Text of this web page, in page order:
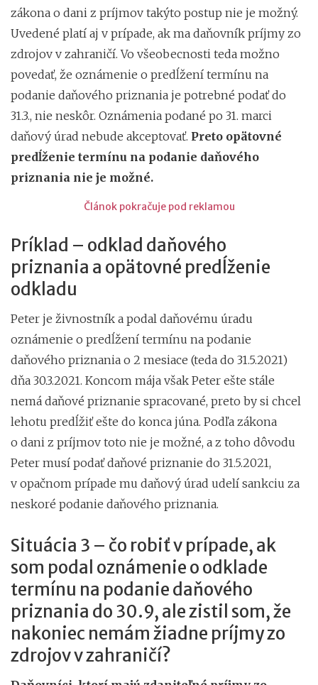
zákona o dani z príjmov takýto postup nie je možný.
Uvedené platí aj v prípade, ak ma daňovník príjmy zo
zdrojov v zahraničí. Vo všeobecnosti teda možno
povedať, že oznámenie o predĺžení termínu na
podanie daňového priznania je potrebné podať do
31.3., nie neskôr. Oznámenia podané po 31. marci
daňový úrad nebude akceptovať. Preto opätovné
predĺženie termínu na podanie daňového
priznania nie je možné.
Článok pokračuje pod reklamou
Príklad – odklad daňového
priznania a opätovné predĺženie
odkladu
Peter je živnostník a podal daňovému úradu
oznámenie o predĺžení termínu na podanie
daňového priznania o 2 mesiace (teda do 31.5.2021)
dňa 30.3.2021. Koncom mája však Peter ešte stále
nemá daňové priznanie spracované, preto by si chcel
lehotu predĺžiť ešte do konca júna. Podľa zákona
o dani z príjmov toto nie je možné, a z toho dôvodu
Peter musí podať daňové priznanie do 31.5.2021,
v opačnom prípade mu daňový úrad udelí sankciu za
neskoré podanie daňového priznania.
Situácia 3 – čo robiť v prípade, ak
som podal oznámenie o odklade
termínu na podanie daňového
priznania do 30.9, ale zistil som, že
nakoniec nemám žiadne príjmy zo
zdrojov v zahraničí?